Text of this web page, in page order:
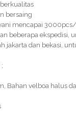
bersaing
mencapai
beberapa ekspedisi,
jakarta dan bekasi,
Bahan velboa halus